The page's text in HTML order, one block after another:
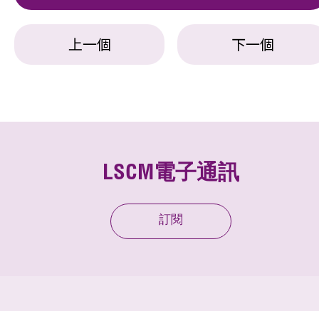
上一個 下一個
LSCM電子通訊
訂閱